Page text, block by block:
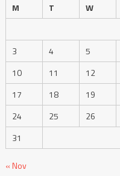
M
T W
3
4 5
10
11 12
17
18 19
24
25 26
31
« Nov